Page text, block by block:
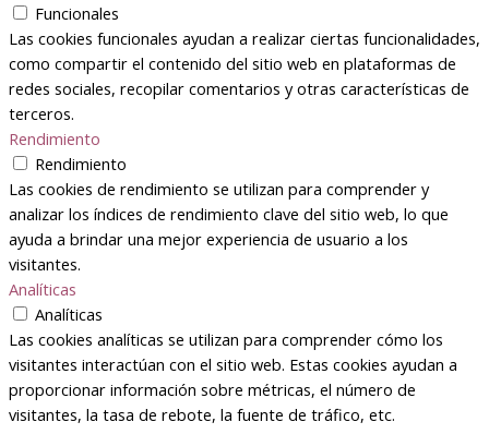
Funcionales
Las cookies funcionales ayudan a realizar ciertas funcionalidades,
como compartir el contenido del sitio web en plataformas de
redes sociales, recopilar comentarios y otras características de
terceros.
Rendimiento
Rendimiento
Las cookies de rendimiento se utilizan para comprender y
analizar los índices de rendimiento clave del sitio web, lo que
ayuda a brindar una mejor experiencia de usuario a los
visitantes.
Analíticas
Analíticas
Las cookies analíticas se utilizan para comprender cómo los
visitantes interactúan con el sitio web. Estas cookies ayudan a
proporcionar información sobre métricas, el número de
visitantes, la tasa de rebote, la fuente de tráfico, etc.